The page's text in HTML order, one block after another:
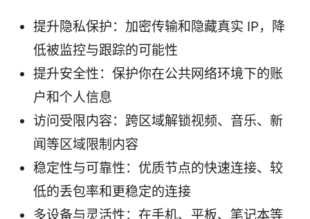
提升隐私保护：加密传输和隐藏真实 IP，降
低被监控与跟踪的可能性
提升安全性：保护你在公共网络环境下的账
户和个人信息
访问受限内容：跨区域解锁视频、音乐、新
闻等区域限制内容
稳定性与可靠性：优质节点的快速连接、较
低的丢包率和更稳定的连接
多设备与灵活性：在手机、平板、笔记本等